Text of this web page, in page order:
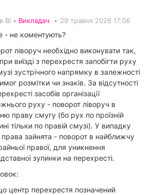
ВІ • Викладач • 29 травня 2026 17:06
- не коментують?
ліворуч необхідно виконувати так,
виїзді з перехрестя запобігти руху
зустрічного напрямку в залежності
розмітки чи знаків. За відсутності
засобів організації
руху - поворот ліворуч в
праву смугу (бо рух по проїзній
тільки по правій смузі). У випадку
права зайнята - поворот в найближчу
правої, для уникнення
зупинки на перехресті.
центр перехрестя позначений